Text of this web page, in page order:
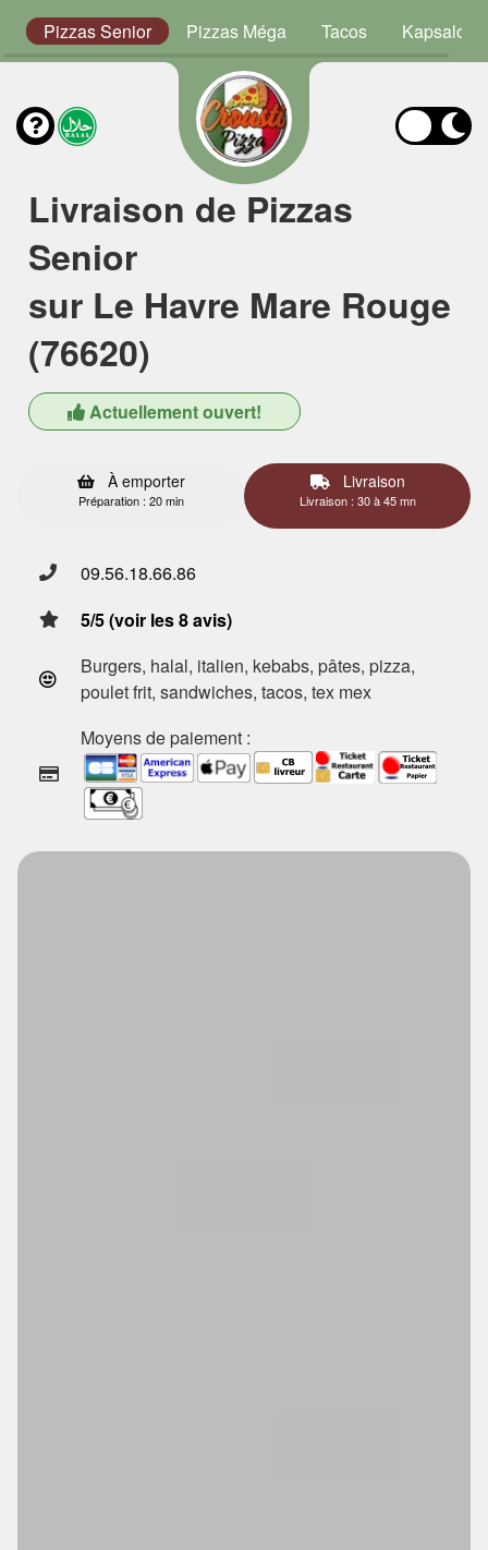
Pizzas Senior Pizzas Méga Tacos Kapsalon
Livraison de Pizzas
Senior
sur Le Havre Mare Rouge
(76620)
Actuellement ouvert!
À emporter
Préparation : 20 min
Livraison
Livraison : 30 à 45 mn
09.56.18.66.86
5/5 (voir les 8 avis)
Burgers, halal, italien, kebabs, pâtes, pizza,
poulet frit, sandwiches, tacos, tex mex
Moyens de paiement :